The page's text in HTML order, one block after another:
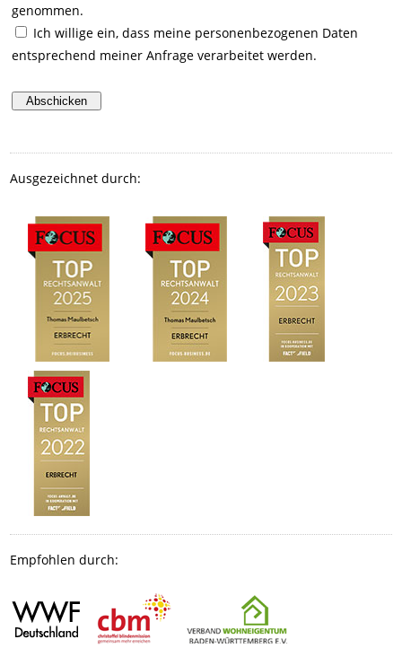
genommen.
Ich willige ein, dass meine personenbezogenen Daten
entsprechend meiner Anfrage verarbeitet werden.
Ausgezeichnet durch:
Empfohlen durch: